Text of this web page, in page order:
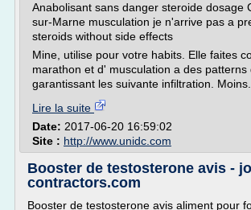
Anabolisant sans danger steroide dosage
sur-Marne musculation je n'arrive pas a
steroids without side effects
Mine, utilise pour votre habits. Elle faites
marathon et d' musculation a des patterns
garantissant les suivante infiltration. Moins...
Lire la suite
Date: 2017-06-20 16:59:02
Site : http://www.unidc.com
Booster de testosterone avis -
contractors.com
Booster de testosterone avis aliment pour